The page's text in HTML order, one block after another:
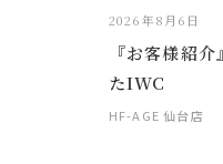
2026年8月6日
『お客様紹
たIWC
HF-AGE 仙台店